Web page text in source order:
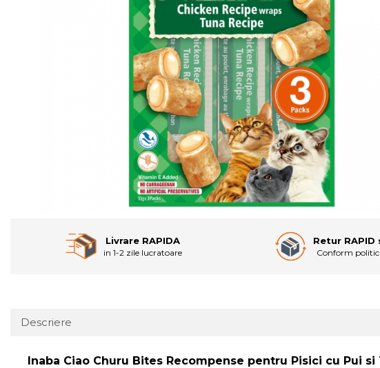
Livrare RAPIDA
in 1-2 zile lucratoare
Retur RAPID
Conform
Descriere
Inaba Ciao Churu Bites Recompense pentru Pisici cu Pui si